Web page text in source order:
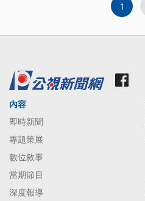
1
內容
即時新聞
專題策展
數位敘事
當期節目
深度報導